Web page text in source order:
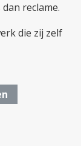
reclame.
die zij zelf